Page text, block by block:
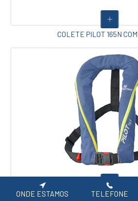
COLETE PILOT 165N
COLETE PILOT 165N SEM
ONDE ESTAMOS TELEFONE